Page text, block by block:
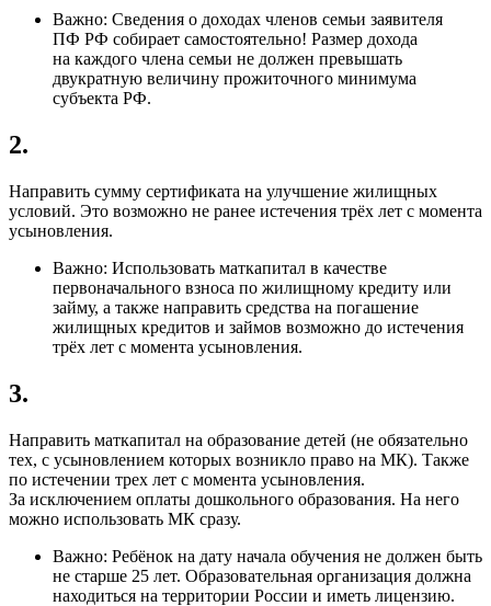
Важно: Сведения о доходах членов семьи заявителя
ПФ РФ собирает самостоятельно! Размер дохода
на каждого члена семьи не должен превышать
двукратную величину прожиточного минимума
субъекта РФ.
2.
Направить сумму сертификата на улучшение жилищных
условий. Это возможно не ранее истечения трёх лет с момента
усыновления.
Важно: Использовать маткапитал в качестве
первоначального взноса по жилищному кредиту или
займу, а также направить средства на погашение
жилищных кредитов и займов возможно до истечения
трёх лет с момента усыновления.
3.
Направить маткапитал на образование детей (не обязательно
тех, с усыновлением которых возникло право на МК). Также
по истечении трех лет с момента усыновления.
За исключением оплаты дошкольного образования. На него
можно использовать МК сразу.
Важно: Ребёнок на дату начала обучения не должен быть
не старше 25 лет. Образовательная организация должна
находиться на территории России и иметь лицензию.